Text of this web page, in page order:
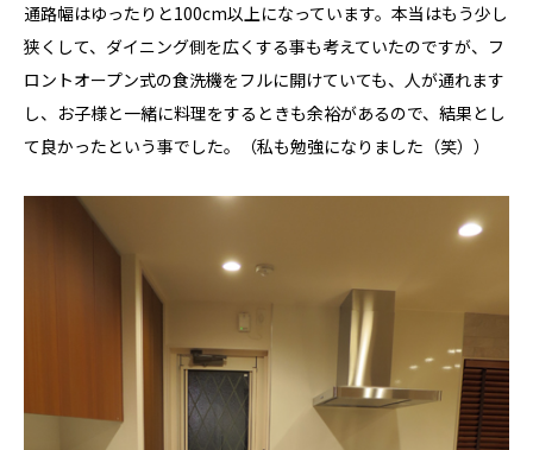
通路幅はゆったりと100cm以上になっています。本当はもう少し
狭くして、ダイニング側を広くする事も考えていたのですが、フ
ロントオープン式の食洗機をフルに開けていても、人が通れます
し、お子様と一緒に料理をするときも余裕があるので、結果とし
て良かったという事でした。（私も勉強になりました（笑））